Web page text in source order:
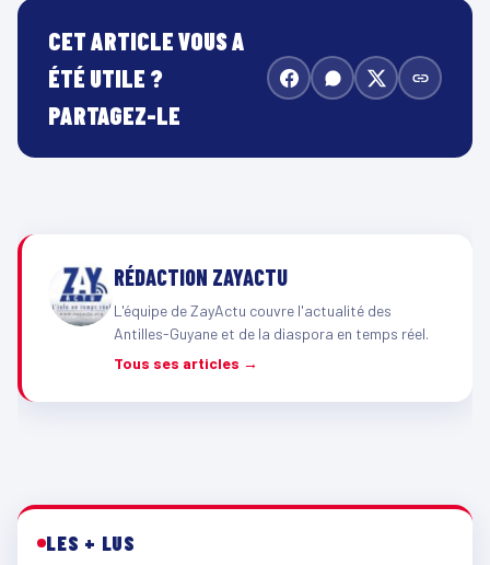
CET ARTICLE VOUS A
ÉTÉ UTILE ?
PARTAGEZ-LE
RÉDACTION ZAYACTU
L'équipe de ZayActu couvre l'actualité des
Antilles-Guyane et de la diaspora en temps réel.
Tous ses articles →
LES + LUS